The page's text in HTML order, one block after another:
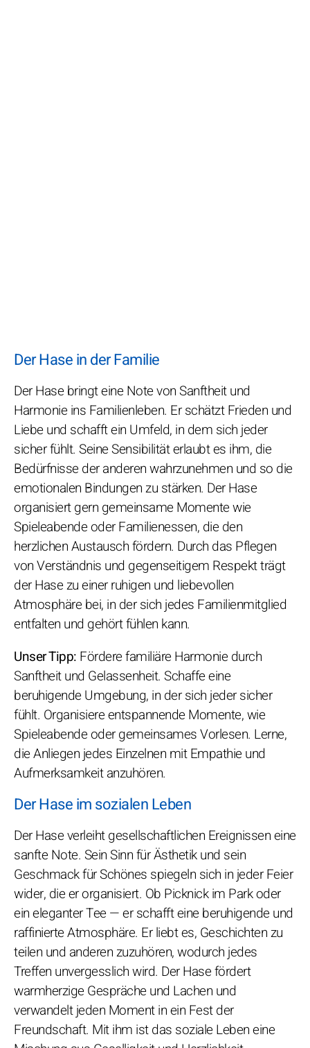
Der Hase in der Familie
Der Hase bringt eine Note von Sanftheit und
Harmonie ins Familienleben. Er schätzt Frieden und
Liebe und schafft ein Umfeld, in dem sich jeder
sicher fühlt. Seine Sensibilität erlaubt es ihm, die
Bedürfnisse der anderen wahrzunehmen und so die
emotionalen Bindungen zu stärken. Der Hase
organisiert gern gemeinsame Momente wie
Spieleabende oder Familienessen, die den
herzlichen Austausch fördern. Durch das Pflegen
von Verständnis und gegenseitigem Respekt trägt
der Hase zu einer ruhigen und liebevollen
Atmosphäre bei, in der sich jedes Familienmitglied
entfalten und gehört fühlen kann.
Unser Tipp: Fördere familiäre Harmonie durch
Sanftheit und Gelassenheit. Schaffe eine
beruhigende Umgebung, in der sich jeder sicher
fühlt. Organisiere entspannende Momente, wie
Spieleabende oder gemeinsames Vorlesen. Lerne,
die Anliegen jedes Einzelnen mit Empathie und
Aufmerksamkeit anzuhören.
Der Hase im sozialen Leben
Der Hase verleiht gesellschaftlichen Ereignissen eine
sanfte Note. Sein Sinn für Ästhetik und sein
Geschmack für Schönes spiegeln sich in jeder Feier
wider, die er organisiert. Ob Picknick im Park oder
ein eleganter Tee — er schafft eine beruhigende und
raffinierte Atmosphäre. Er liebt es, Geschichten zu
teilen und anderen zuzuhören, wodurch jedes
Treffen unvergesslich wird. Der Hase fördert
warmherzige Gespräche und Lachen und
verwandelt jeden Moment in ein Fest der
Freundschaft. Mit ihm ist das soziale Leben eine